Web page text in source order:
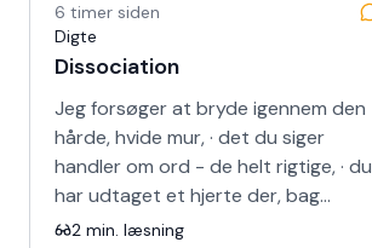
6 timer siden
Digte
Dissociation
Jeg forsøger at bryde igennem den
hårde, hvide mur, · det du siger
handler om ord - de helt rigtige, · du
har udtaget et hjerte der, bag
skinnet, · kunne ikke længere banke i
2 min. læsning